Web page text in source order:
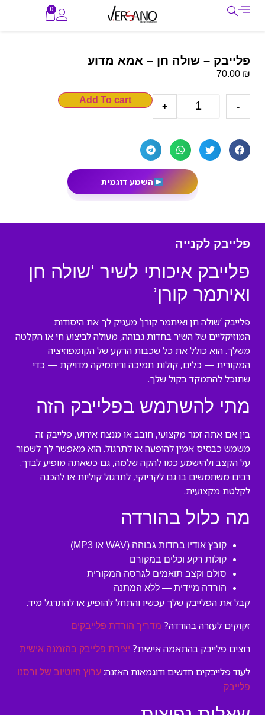
0
פלייבק – שולה חן – אמא מדוע
70.00 ₪
-
+
Add To cart
השמע דוגמית
פלייבק לקנייה
פלייבק איכותי לשיר ‘שולה חן
ואיתמר קורן’
פלייבק ‘שולה חן ואיתמר קורן’ מעניק לך את היסודות
המוזיקליים של השיר בחדות גבוהה, מעולה לביצוע חי או הקלטה
משלך. הוא כולל את כל שכבות הרקע של הקומפוזיציה
המקורית — כלים, קולות תמיכה וריתמיקה מדויקת — כדי
שתוכל להתמקד בקול שלך.
מתי להשתמש בפלייבק הזה
בין אם אתה זמר מקצועי, חובב או מנצח אירוע, פלייבק זה
משמש כבסיס אמין להופעה או לתרגול. הוא מאפשר לך לשמור
על הקצב ולהישמע כמו להקה שלמה, גם כשאתה מופיע לבדך.
רבים משתמשים בו גם לקריוקי, לתרגול קוליות או להכנה
לקלטת מקצועית.
מה כלול בהורדה
קובץ אודיו בחדות גבוהה (WAV או MP3)
קולות רקע וכלים במקורם
סולם וקצב תואמים לגרסה המקורית
הורדה מיידית — ללא המתנה
קבל את הפלייבק שלך עכשיו והתחל להופיע או להתרגל מיד.
זקוקים לעזרה בהורדה? מדריך הורדת פלייבקים
רוצים פלייבק בהתאמה אישית? יצירת פלייבק בהזמנה אישית
לעוד פלייבקים חדשים ודוגמאות האזנה: ערוץ היוטיוב של ורסנו
פלייבק